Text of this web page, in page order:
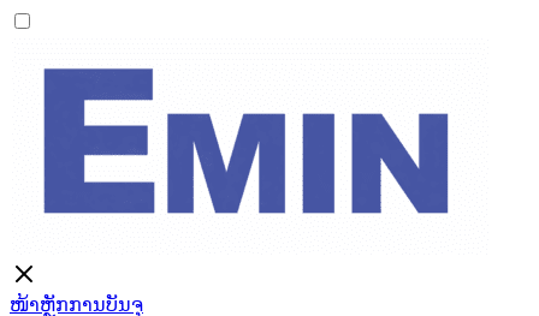
ໜ້າຫຼັກການບັນຈຸ